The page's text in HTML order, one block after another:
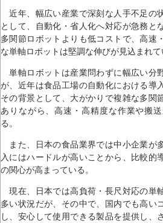
近年、幅広い産業で深刻な人手不足の
として、自動化・省人化へ対応が急務と
多関節ロボットよりも低コストで、高速
な単軸ロボットは堅調な伸びが見込まれて
単軸ロボットは産業問わずに幅広い分
が、近年は食品工場の自動化における導
その背景として、大がかりで複雑な多関
ありながら、高速・高精度な作業や搬
る。
また、日本の食品業界では中小企業が
入にはハードルが高いことから、比較的
の関心が高まっている。
現在、日本では高負荷・長尺対応の単
多い状況だが、その中で、国内でも高い
し、安心して使用できる製品を提供し、